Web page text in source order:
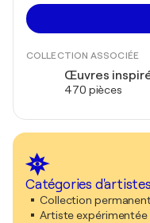
COLLECTION ASSOCIÉE
Œuvres
470 pièces
Catégories d'artistes
Collection
Artiste expérimentée